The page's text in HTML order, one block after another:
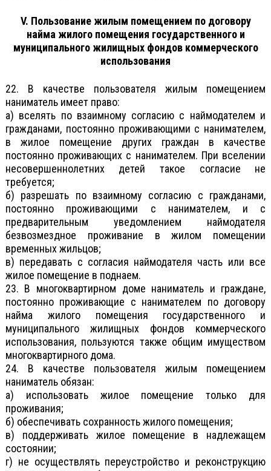
V. Пользование жилым помещением по договору
найма жилого помещения государственного и
муниципального жилищных фондов коммерческого
использования
22. В качестве пользователя жилым помещением
наниматель имеет право:
а) вселять по взаимному согласию с наймодателем и
гражданами, постоянно проживающими с нанимателем,
в жилое помещение других граждан в качестве
постоянно проживающих с нанимателем. При вселении
несовершеннолетних детей такое согласие не
требуется;
б) разрешать по взаимному согласию с гражданами,
постоянно проживающими с нанимателем, и с
предварительным уведомлением наймодателя
безвозмездное проживание в жилом помещении
временных жильцов;
в) передавать с согласия наймодателя часть или все
жилое помещение в поднаем.
23. В многоквартирном доме наниматель и граждане,
постоянно проживающие с нанимателем по договору
найма жилого помещения государственного и
муниципального жилищных фондов коммерческого
использования, пользуются также общим имуществом
многоквартирного дома.
24. В качестве пользователя жилым помещением
наниматель обязан:
а) использовать жилое помещение только для
проживания;
б) обеспечивать сохранность жилого помещения;
в) поддерживать жилое помещение в надлежащем
состоянии;
г) не осуществлять переустройство и реконструкцию